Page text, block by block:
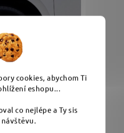
cookies, abychom Ti
eshopu...
co nejlépe a Ty sis